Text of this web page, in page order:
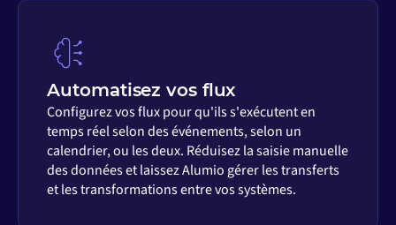
Automatisez vos flux
Configurez vos flux pour qu'ils s'exécutent en
temps réel selon des événements, selon un
calendrier, ou les deux. Réduisez la saisie manuelle
des données et laissez Alumio gérer les transferts
et les transformations entre vos systèmes.